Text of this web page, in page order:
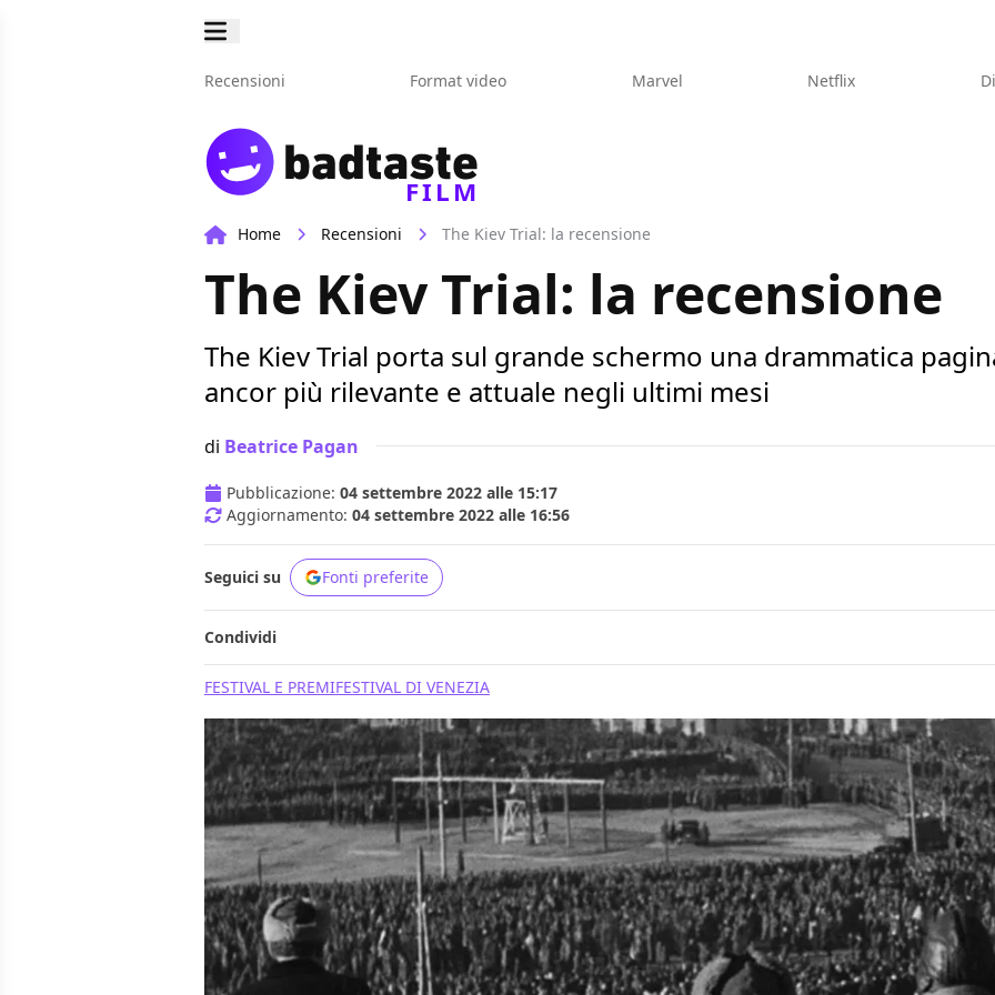
Recensioni Format video Marvel Netflix
FILM
Home Recensioni The Kiev Trial: la recensione
The Kiev Trial: la recensione
The Kiev Trial porta sul grande schermo una drammatica
ancor più rilevante e attuale negli ultimi mesi
di Beatrice Pagan
Pubblicazione: 04 settembre 2022 alle 15:17
Aggiornamento: 04 settembre 2022 alle 16:56
Seguici su Fonti preferite
Condividi
FESTIVAL E PREMIFESTIVAL DI VENEZIA